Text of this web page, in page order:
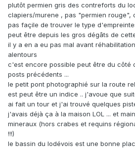
plutôt permien gris des contreforts du
clapiers/murene , pas "permien rouge",
pas façile de trouver le type
peut être depuis les gros dégâts de
il y a en a eu pas mal avant
alentours
c'est encore possible peut être du côté
posts précédents ...
le petit pont photographié sur la route
est peut être un indice .. j'avoue que
ai fait un tour et j'ai trouvé quelques
j'avais déjà ça à la maison LOL ... et
mineraux (hors crabes et requins
!!!)
le bassin du lodévois est une bonne